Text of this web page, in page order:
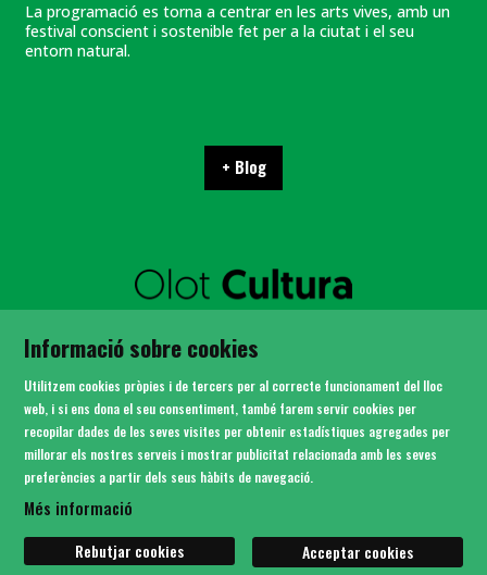
La programació es torna a centrar en les arts vives, amb un
festival conscient i sostenible fet per a la ciutat i el seu
entorn natural.
+ Blog
AVÍS LEGAL
POLÍTICA DE PRIVACITAT
ÚS DE COOKIES
CONTACTE
Link a instagram
Link a youtube
Link a twitter
Link a facebook
Informació sobre cookies
Utilitzem cookies pròpies i de tercers per al correcte funcionament del lloc
web, i si ens dona el seu consentiment, també farem servir cookies per
recopilar dades de les seves visites per obtenir estadístiques agregades per
millorar els nostres serveis i mostrar publicitat relacionada amb les seves
preferències a partir dels seus hàbits de navegació.
Més informació
Acceptar cookies
Rebutjar cookies